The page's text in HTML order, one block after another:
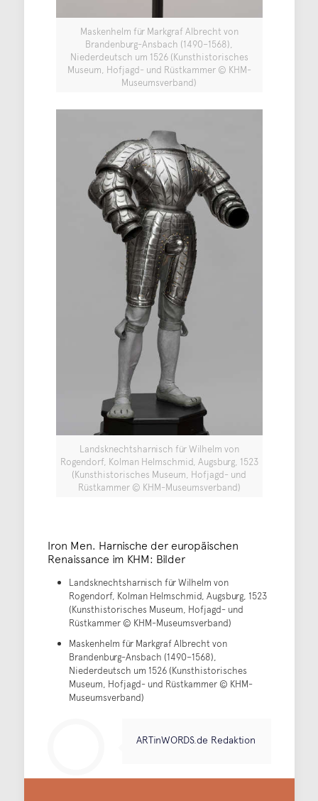
Maskenhelm für Markgraf Albrecht von
Brandenburg-Ansbach (1490–1568),
Niederdeutsch um 1526 (Kunsthistorisches
Museum, Hofjagd- und Rüstkammer © KHM-
Museumsverband)
Landsknechtsharnisch für Wilhelm von
Rogendorf, Kolman Helmschmid, Augsburg, 1523
(Kunsthistorisches Museum, Hofjagd- und
Rüstkammer © KHM-Museumsverband)
Iron Men. Harnische der europäischen
Renaissance im KHM: Bilder
Landsknechtsharnisch für Wilhelm von
Rogendorf, Kolman Helmschmid, Augsburg, 1523
(Kunsthistorisches Museum, Hofjagd- und
Rüstkammer © KHM-Museumsverband)
Maskenhelm für Markgraf Albrecht von
Brandenburg-Ansbach (1490–1568),
Niederdeutsch um 1526 (Kunsthistorisches
Museum, Hofjagd- und Rüstkammer © KHM-
Museumsverband)
ARTinWORDS.de Redaktion